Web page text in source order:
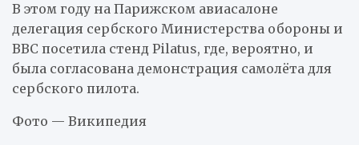
В этом году на Парижском авиасалоне
делегация сербского Министерства обороны и
ВВС посетила стенд Pilatus, где, вероятно, и
была согласована демонстрация самолёта для
сербского пилота.
Фото — Википедия